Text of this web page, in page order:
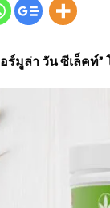
อร์มูล่า วัน ซีเล็ค